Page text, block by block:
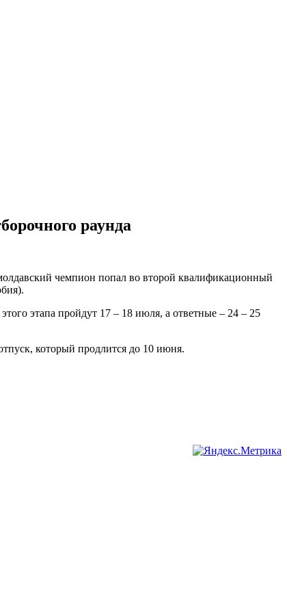
раунда
чемпион попал во второй квалификационный
этапа пройдут 17 – 18 июля, а ответные – 24 – 25
который продлится до 10 июня.